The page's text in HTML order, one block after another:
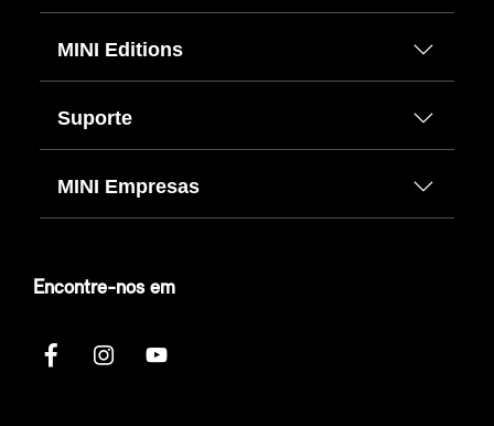
MINI Editions
Suporte
MINI Empresas
Encontre-nos em